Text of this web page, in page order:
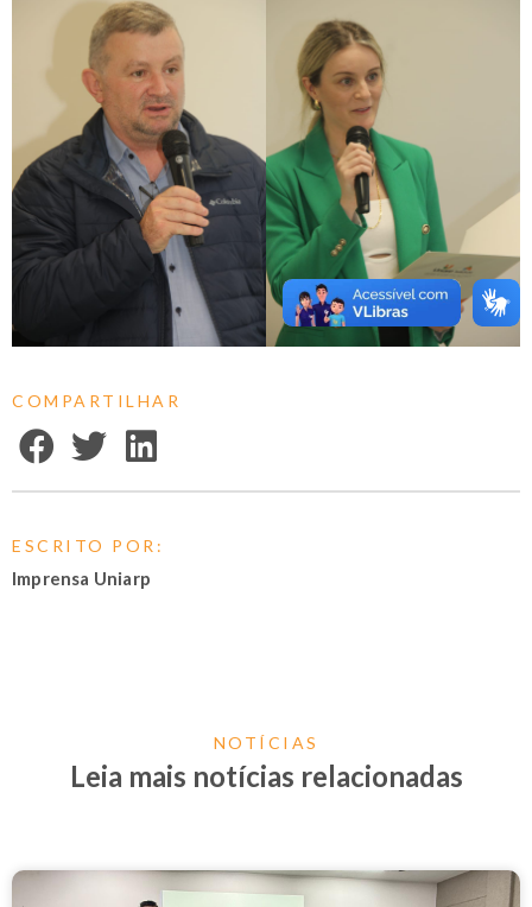
COMPARTILHAR
ESCRITO POR:
Imprensa Uniarp
NOTÍCIAS
Leia mais notícias relacionadas